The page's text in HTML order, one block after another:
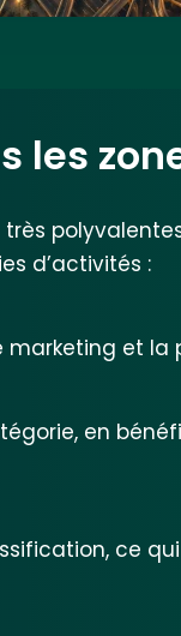
les
d’activités :
marketing et la
en
ce